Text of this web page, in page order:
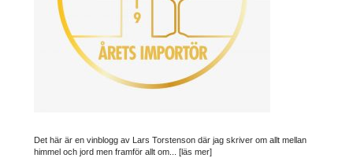
Det här är en vinblogg av Lars Torstenson där jag skriver om allt mellan
himmel och jord men framför allt om... [läs mer]